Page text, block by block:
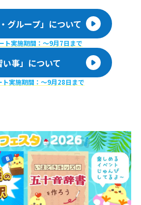
グループ」について
ト実施期間：〜9月7日まで
い事」について
ト実施期間：〜9月28日まで